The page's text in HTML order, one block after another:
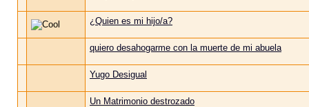
¿Quien es mi hijo/a?
quiero desahogarme con la muerte de mi abuela
Yugo Desigual
Un Matrimonio destrozado